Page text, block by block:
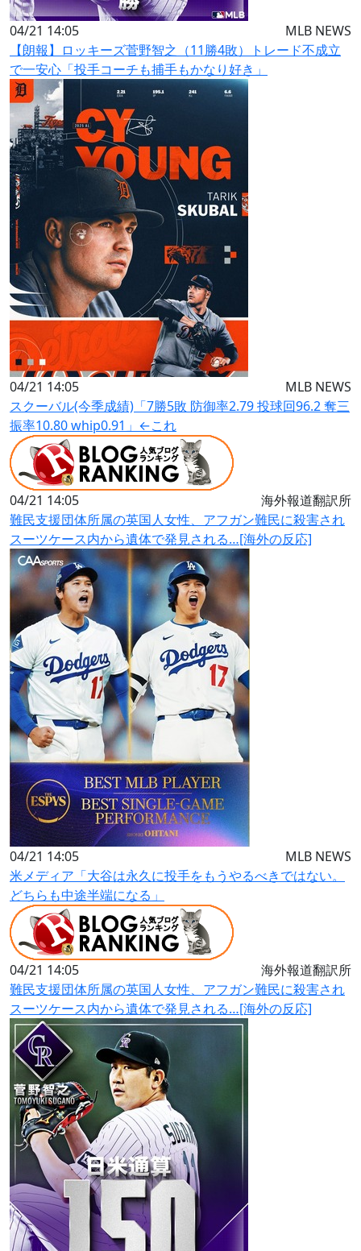
04/21 14:05
MLB NEWS
【朗報】ロッキーズ菅野智之（11勝4敗）トレード不成立
で一安心「投手コーチも捕手もかなり好き」
04/21 14:05
MLB NEWS
スクーバル(今季成績)「7勝5敗 防御率2.79 投球回96.2 奪三
振率10.80 whip0.91」←これ
04/21 14:05
海外報道翻訳所
難民支援団体所属の英国人女性、アフガン難民に殺害され
スーツケース内から遺体で発見される…[海外の反応]
04/21 14:05
MLB NEWS
米メディア「大谷は永久に投手をもうやるべきではない。
どちらも中途半端になる」
04/21 14:05
海外報道翻訳所
難民支援団体所属の英国人女性、アフガン難民に殺害され
スーツケース内から遺体で発見される…[海外の反応]